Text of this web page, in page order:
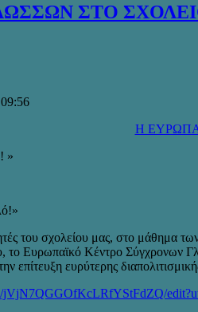
ΣΤΟ
Η
»
του σχολείου μας, στο μάθημα
το Ευρωπαϊκό Κέντρο
επίτευξη ευρύτερης